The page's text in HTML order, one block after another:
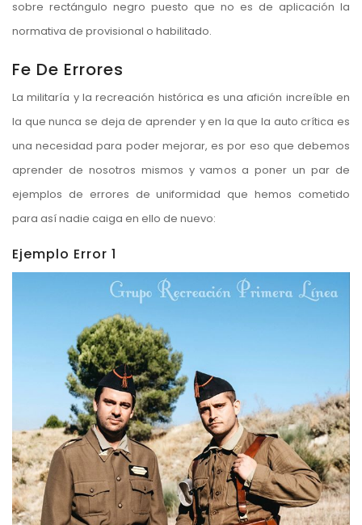
sobre rectángulo negro puesto que no es de aplicación la
normativa de provisional o habilitado.
Fe De Errores
La militaría y la recreación histórica es una afición increíble en
la que nunca se deja de aprender y en la que la auto crítica es
una necesidad para poder mejorar, es por eso que debemos
aprender de nosotros mismos y vamos a poner un par de
ejemplos de errores de uniformidad que hemos cometido
para así nadie caiga en ello de nuevo:
Ejemplo Error 1